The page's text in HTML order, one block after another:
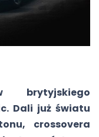
brytyjskiego
Dali już światu
crossovera